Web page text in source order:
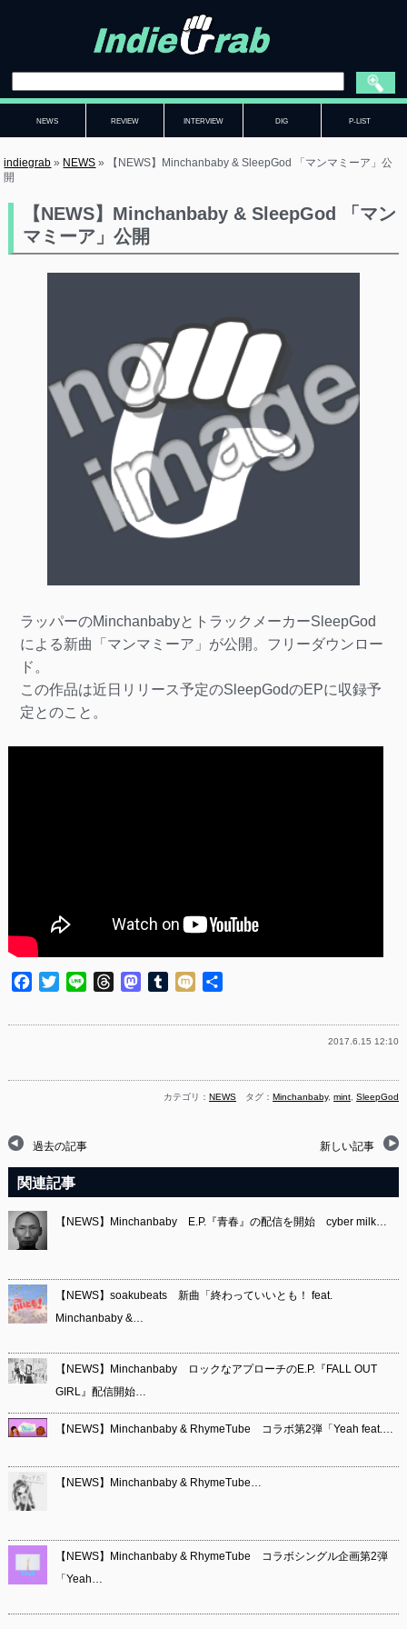
NEWS REVIEW INTERVIEW DIG P-LIST
indiegrab » NEWS »
【NEWS】Minchanbaby & SleepGod 「マンマミーア」公
開
【NEWS】Minchanbaby & SleepGod 「マン
マミーア」公開
ラッパーのMinchanbabyとトラックメーカーSleepGod
による新曲「マンマミーア」が公開。フリーダウンロー
ド。
この作品は近日リリース予定のSleepGodのEPに収録予
定とのこと。
Facebook
TwitterLine ThreadsMastodon
Tumblr
Mixi
2017.6.15 12:10
カテゴリ：NEWS タグ：Minchanbaby,mint ,SleepGod
過去の記事 新しい記事
関連記事
【NEWS】Minchanbaby E.P.『青春』の配信を開始 cyber milk…
【NEWS】soakubeats 新曲「終わっていいとも！ feat.
Minchanbaby &…
【NEWS】Minchanbaby ロックなアプローチのE.P.『FALL OUT
GIRL』配信開始…
【NEWS】Minchanbaby & RhymeTube コラボ第2弾「Yeah feat.…
【NEWS】Minchanbaby & RhymeTube…
【NEWS】Minchanbaby & RhymeTube コラボシングル企画第2弾
「Yeah…